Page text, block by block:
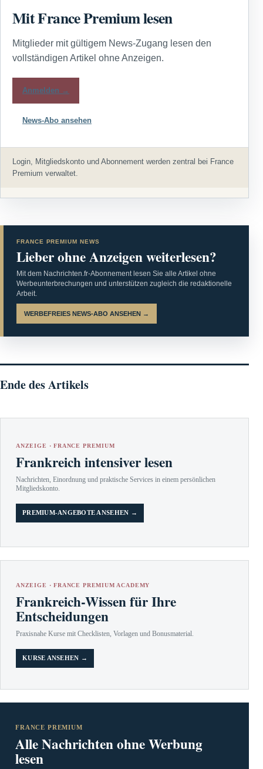
Mit France Premium lesen
Mitglieder mit gültigem News-Zugang lesen den
vollständigen Artikel ohne Anzeigen.
Anmelden →
News-Abo ansehen
Login, Mitgliedskonto und Abonnement werden zentral bei France
Premium verwaltet.
FRANCE PREMIUM NEWS
Lieber ohne Anzeigen weiterlesen?
Mit dem Nachrichten.fr-Abonnement lesen Sie alle Artikel ohne
Werbeunterbrechungen und unterstützen zugleich die redaktionelle
Arbeit.
WERBEFREIES NEWS-ABO ANSEHEN →
Ende des Artikels
ANZEIGE · FRANCE PREMIUM
Frankreich intensiver lesen
Nachrichten, Einordnung und praktische Services in einem persönlichen
Mitgliedskonto.
PREMIUM-ANGEBOTE ANSEHEN →
ANZEIGE · FRANCE PREMIUM ACADEMY
Frankreich-Wissen für Ihre
Entscheidungen
Praxisnahe Kurse mit Checklisten, Vorlagen und Bonusmaterial.
KURSE ANSEHEN →
FRANCE PREMIUM
Alle Nachrichten ohne Werbung
lesen